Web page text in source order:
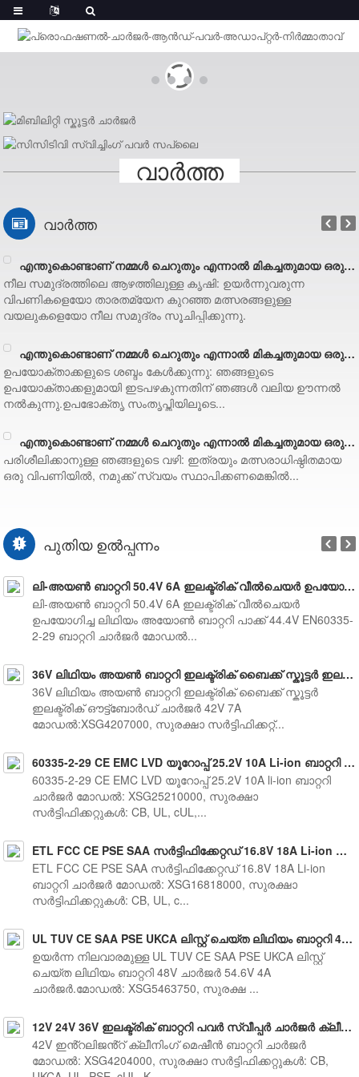
വാർത്ത
വാർത്ത
എന്തുകൊണ്ടാണ് നമ്മൾ ചെറുതും എന്നാൽ മികച്ചതുമായ ഒരു സംരംഭമാകേണ്ടത് (4/4)
നീല സമുദ്രത്തിലെ ആഴത്തിലുള്ള കൃഷി: ഉയർന്നുവരുന്ന
വിപണികളെയോ താരതമ്യേന കുറഞ്ഞ മത്സരങ്ങളുള്ള
വയലുകളെയോ നീല സമുദ്രം സൂചിപ്പിക്കുന്നു.
എന്തുകൊണ്ടാണ് നമ്മൾ ചെറുതും എന്നാൽ മികച്ചതുമായ ഒരു സംരംഭമാകേണ്ടത് (3/4)
ഉപയോക്താക്കളുടെ ശബ്ദം കേൾക്കുന്നു: ഞങ്ങളുടെ
ഉപയോക്താക്കളുമായി ഇടപഴകുന്നതിന് ഞങ്ങൾ വലിയ ഊന്നൽ
നൽകുന്നു.ഉപഭോക്തൃ സംതൃപ്തിയിലൂടെ...
എന്തുകൊണ്ടാണ് നമ്മൾ ചെറുതും എന്നാൽ മികച്ചതുമായ ഒരു സംരംഭമാകേണ്ടത് (2/4)
പരിശീലിക്കാനുള്ള ഞങ്ങളുടെ വഴി: ഇത്രയും മത്സരാധിഷ്ഠിതമായ
ഒരു വിപണിയിൽ, നമുക്ക് സ്വയം സ്ഥാപിക്കണമെങ്കിൽ...
പുതിയ ഉൽപ്പന്നം
ലി-അയൺ ബാറ്ററി 50.4V 6A ഇലക്ട്രിക് വീൽചെയർ ഉപയോഗിച്ച ലിഥിയം അയൺ ബാറ്ററി പാക്ക് 44.4V EN60335-2-29 ബാറ്ററി ചാർജർ
ലി-അയൺ ബാറ്ററി 50.4V 6A ഇലക്ട്രിക് വീൽചെയർ
ഉപയോഗിച്ച ലിഥിയം അയോൺ ബാറ്ററി പാക്ക് 44.4V EN60335-
2-29 ബാറ്ററി ചാർജർ മോഡൽ...
36V ലിഥിയം അയൺ ബാറ്ററി ഇലക്ട്രിക് ബൈക്ക് സ്കൂട്ടർ ഇലക്ട്രിക് ഔട്ട്ബോർഡ് ചാർജർ 42V 7A
36V ലിഥിയം അയൺ ബാറ്ററി ഇലക്ട്രിക് ബൈക്ക് സ്കൂട്ടർ
ഇലക്ട്രിക് ഔട്ട്ബോർഡ് ചാർജർ 42V 7A
മോഡൽ:XSG4207000, സുരക്ഷാ സർട്ടിഫിക്കറ്റ്...
60335-2-29 CE EMC LVD യൂറോപ്പ് 25.2V 10A Li-ion ബാറ്ററി ചാർജർ
60335-2-29 CE EMC LVD യൂറോപ്പ് 25.2V 10A li-ion ബാറ്ററി
ചാർജർ മോഡൽ: XSG25210000, സുരക്ഷാ
സർട്ടിഫിക്കറ്റുകൾ: CB, UL, cUL,...
ETL FCC CE PSE SAA സർട്ടിഫിക്കേറ്റഡ് 16.8V 18A Li-ion ബാറ്ററി ചാർജർ
ETL FCC CE PSE SAA സർട്ടിഫിക്കേറ്റഡ് 16.8V 18A Li-ion
ബാറ്ററി ചാർജർ മോഡൽ: XSG16818000, സുരക്ഷാ
സർട്ടിഫിക്കറ്റുകൾ: CB, UL, c...
UL TUV CE SAA PSE UKCA ലിസ്റ്റ് ചെയ്ത ലിഥിയം ബാറ്ററി 48V ചാർജർ 54.6V 4A ചാർജർ
ഉയർന്ന നിലവാരമുള്ള UL TUV CE SAA PSE UKCA ലിസ്റ്റ്
ചെയ്ത ലിഥിയം ബാറ്ററി 48V ചാർജർ 54.6V 4A
ചാർജർ.മോഡൽ: XSG5463750, സുരക്ഷ ...
12V 24V 36V ഇലക്ട്രിക് ബാറ്ററി പവർ സ്വീപ്പർ ചാർജർ ക്ലീനിംഗ് മെഷീൻ ചാർജർ 42V 4A
42V ഇൻ്റലിജൻ്റ് ക്ലീനിംഗ് മെഷീൻ ബാറ്ററി ചാർജർ
മോഡൽ: XSG4204000, സുരക്ഷാ സർട്ടിഫിക്കറ്റുകൾ: CB,